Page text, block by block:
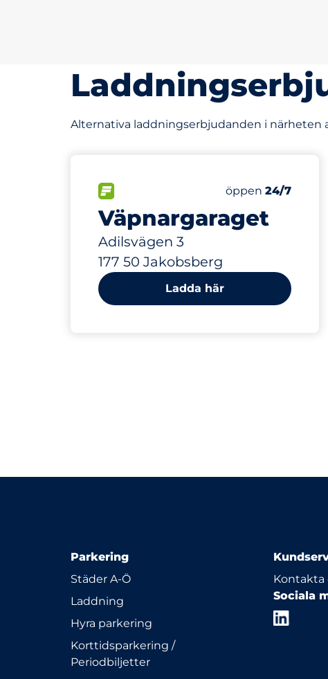
Alternativa laddningserbjudanden i närheten
Väpnargaraget
Adilsvägen 3
177 50 Jakobsberg
Antal
Totalt antal
Electric Car
Fredag
öppen 24/7
656 m
Ladda här
Parkering
Städer A-Ö
Laddning
Hyra parkering
Korttidsparkering /
Periodbiljetter
Kontakta
Sociala